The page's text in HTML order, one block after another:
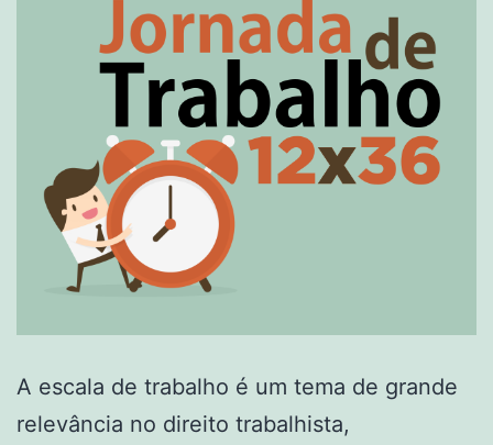
A escala de trabalho é um tema de grande
relevância no direito trabalhista,